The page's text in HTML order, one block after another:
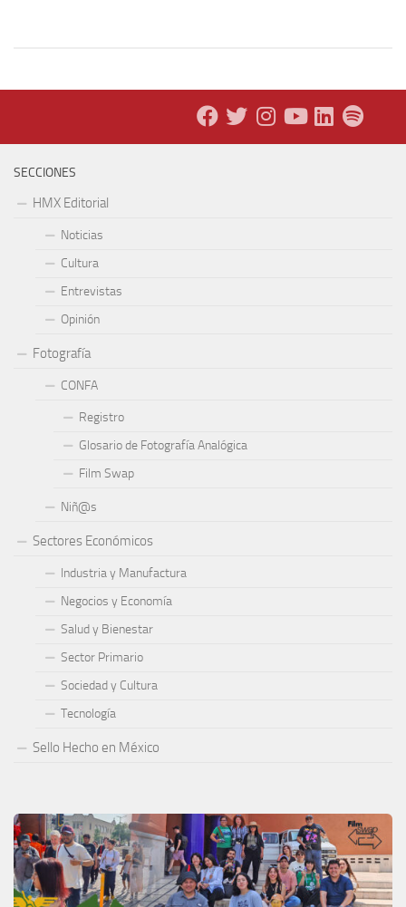
SECCIONES
HMX Editorial
Noticias
Cultura
Entrevistas
Opinión
Fotografía
CONFA
Registro
Glosario de Fotografía Analógica
Film Swap
Niñ@s
Sectores Económicos
Industria y Manufactura
Negocios y Economía
Salud y Bienestar
Sector Primario
Sociedad y Cultura
Tecnología
Sello Hecho en México